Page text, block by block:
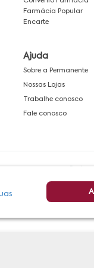
Farmácia Popular
Encarte
Ajuda
Sobre a Permanente
Nossas Lojas
Trabalhe conosco
Fale conosco